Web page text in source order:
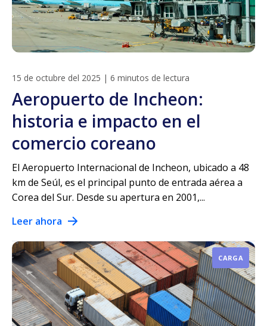
15 de octubre del 2025 | 6 minutos de lectura
Aeropuerto de Incheon:
historia e impacto en el
comercio coreano
El Aeropuerto Internacional de Incheon, ubicado a 48
km de Seúl, es el principal punto de entrada aérea a
Corea del Sur. Desde su apertura en 2001,...
Leer ahora
CARGA